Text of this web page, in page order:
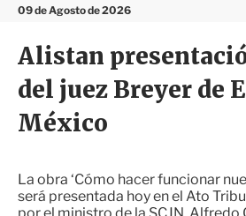
n
09 de Agosto de 2026
Alistan
del juez Breyer de
México
La obra ‘Cómo hacer funcionar
será presentada hoy en el Ato